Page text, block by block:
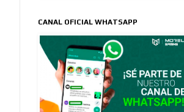
CANAL OFICIAL WHATSAPP